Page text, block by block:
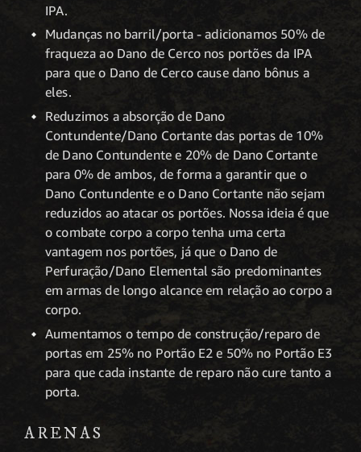
IPA.
Mudanças no barril/porta - adicionamos 50% de
fraqueza ao Dano de Cerco nos portões da IPA
para que o Dano de Cerco cause dano bônus a
eles.
Reduzimos a absorção de Dano
Contundente/Dano Cortante das portas de 10%
de Dano Contundente e 20% de Dano Cortante
para 0% de ambos, de forma a garantir que o
Dano Contundente e o Dano Cortante não sejam
reduzidos ao atacar os portões. Nossa ideia é que
o combate corpo a corpo tenha uma certa
vantagem nos portões, já que o Dano de
Perfuração/Dano Elemental são predominantes
em armas de longo alcance em relação ao corpo a
corpo.
Aumentamos o tempo de construção/reparo de
portas em 25% no Portão E2 e 50% no Portão E3
para que cada instante de reparo não cure tanto a
porta.
ARENAS